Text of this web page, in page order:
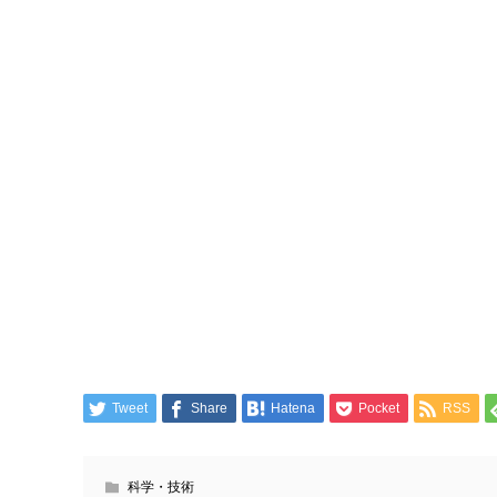
Tweet Share Hatena Pocket RSS
科学・技術